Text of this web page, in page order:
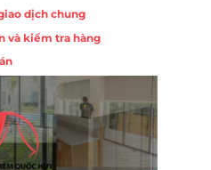
dịch chung
và kiểm tra hàng